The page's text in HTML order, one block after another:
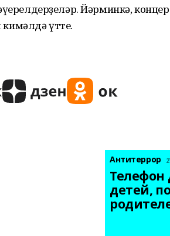
Йәрминкә,
үтте.
Антитеррор
Телефон
детей,